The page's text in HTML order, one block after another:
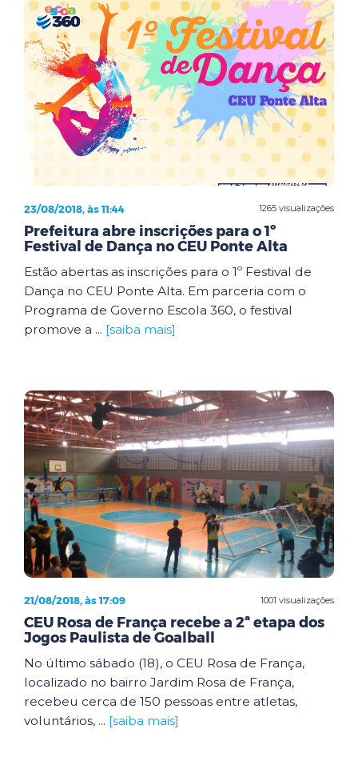
1265 visualizações
23/08/2018, às 11:44
Prefeitura abre inscrições para o 1º
Festival de Dança no CEU Ponte Alta
Estão abertas as inscrições para o 1º Festival de
Dança no CEU Ponte Alta. Em parceria com o
Programa de Governo Escola 360, o festival
promove a ... [saiba mais]
1001 visualizações
21/08/2018, às 17:09
CEU Rosa de França recebe a 2ª etapa dos
Jogos Paulista de Goalball
No último sábado (18), o CEU Rosa de França,
localizado no bairro Jardim Rosa de França,
recebeu cerca de 150 pessoas entre atletas,
voluntários, ... [saiba mais]